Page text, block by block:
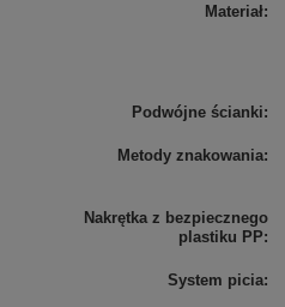
Materiał
Podwójne ścianki
Metody znakowania
Nakrętka z bezpiecznego
plastiku PP
System picia